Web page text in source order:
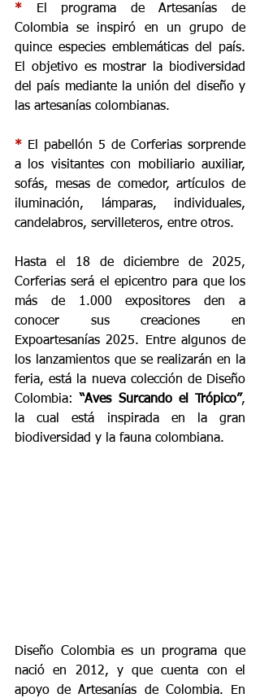
*
El programa de Artesanías de
Colombia se inspiró en un grupo de
quince especies emblemáticas del país.
El objetivo es mostrar la biodiversidad
del país mediante la unión del diseño y
las artesanías colombianas.
* El pabellón 5 de Corferias sorprende
a los visitantes con mobiliario auxiliar,
sofás, mesas de comedor, artículos de
iluminación, lámparas, individuales,
candelabros, servilleteros, entre otros.
Hasta el 18 de diciembre de 2025,
Corferias será el epicentro para que los
más de 1.000 expositores den a
conocer sus creaciones en
Expoartesanías 2025. Entre algunos de
los lanzamientos que se realizarán en la
feria, está la nueva colección de Diseño
Colombia: “Aves Surcando el Trópico”,
la cual está inspirada en la gran
biodiversidad y la fauna colombiana.
Diseño Colombia es un programa que
nació en 2012, y que cuenta con el
apoyo de Artesanías de Colombia. En